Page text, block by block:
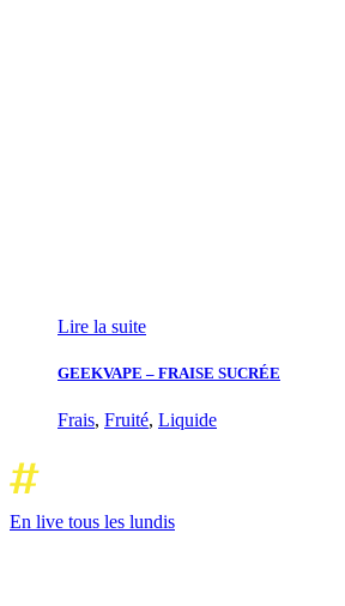
Lire la suite
GEEKVAPE – FRAISE SUCRÉE
Frais, Fruité, Liquide
En live tous les lundis